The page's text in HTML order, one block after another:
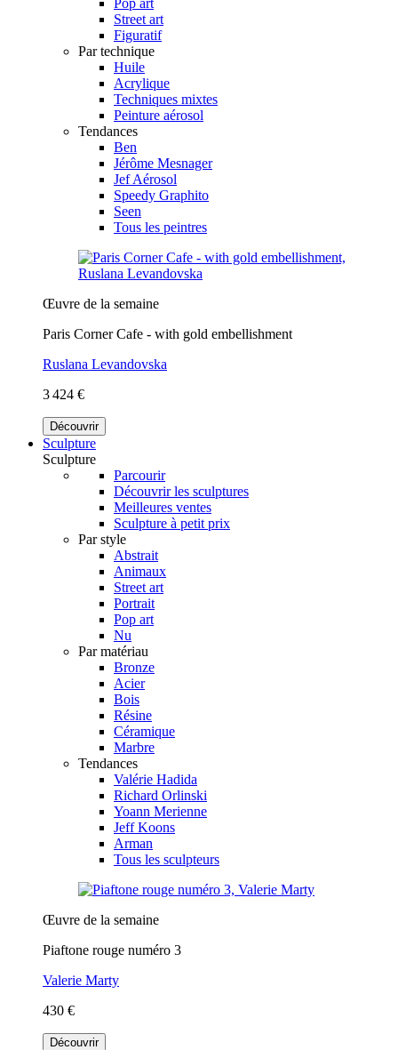
Street art
Figuratif
Par technique
Huile
Acrylique
Techniques mixtes
Peinture aérosol
Tendances
Ben
Jérôme Mesnager
Jef Aérosol
Speedy Graphito
Seen
Tous les peintres
Œuvre de la semaine
Paris Corner Cafe - with gold embellishment
Ruslana Levandovska
3 424 €
Découvrir
Sculpture
Sculpture
Parcourir
Découvrir les sculptures
Meilleures ventes
Sculpture à petit prix
Par style
Abstrait
Animaux
Street art
Portrait
Pop art
Nu
Par matériau
Bronze
Acier
Bois
Résine
Céramique
Marbre
Tendances
Valérie Hadida
Richard Orlinski
Yoann Merienne
Jeff Koons
Arman
Tous les sculpteurs
Œuvre de la semaine
Piaftone rouge numéro 3
Valerie Marty
430 €
Découvrir